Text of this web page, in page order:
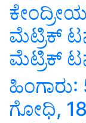
ಮೆಟ್ರಿಕ್
ಮೆಟ್ರಿಕ್
ಹಿಂಗಾರು:
ಗೋಧಿ, 18